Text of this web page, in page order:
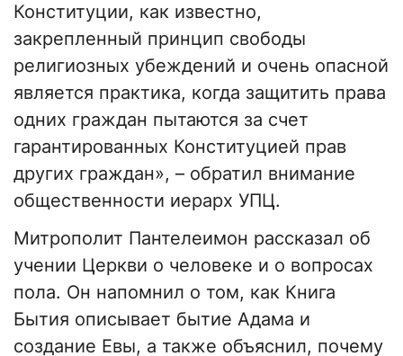
Конституции, как известно,
закрепленный принцип свободы
религиозных убеждений и очень опасной
является практика, когда защитить права
одних граждан пытаются за счет
гарантированных Конституцией прав
других граждан», – обратил внимание
общественности иерарх УПЦ.
Митрополит Пантелеимон рассказал об
учении Церкви о человеке и о вопросах
пола. Он напомнил о том, как Книга
Бытия описывает бытие Адама и
создание Евы, а также объяснил, почему